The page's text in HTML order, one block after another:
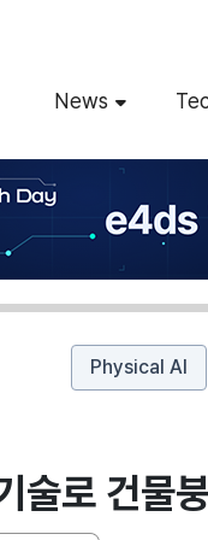
News
Physical AI
술로 건물